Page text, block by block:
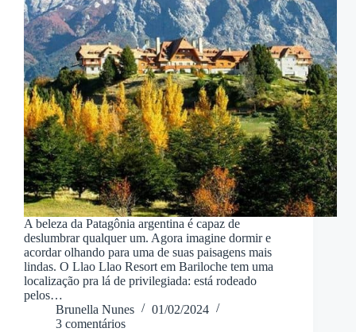
A beleza da Patagônia argentina é capaz de
deslumbrar qualquer um. Agora imagine dormir e
acordar olhando para uma de suas paisagens mais
lindas. O Llao Llao Resort em Bariloche tem uma
localização pra lá de privilegiada: está rodeado
pelos…
Brunella Nunes
01/02/2024
3 comentários